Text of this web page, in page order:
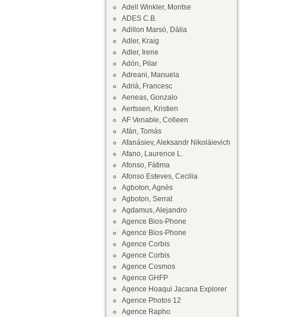
Adell Winkler, Montse
ADES C.B.
Adillon Marsó, Dàlia
Adler, Kraig
Adler, Irene
Adón, Pilar
Adreani, Manuela
Adrià, Francesc
Aeneas, Gonzalo
Aertssen, Kristien
AF Venable, Colleen
Afán, Tomás
Afanásiev, Aleksandr Nikoláievich
Afano, Laurence L.
Afonso, Fátima
Afonso Esteves, Cecilia
Agboton, Agnès
Agboton, Serrat
Agdamus, Alejandro
Agence Bios-Phone
Agence Bios-Phone
Agence Corbis
Agence Corbis
Agence Cosmos
Agence GHFP
Agence Hoaqui Jacana Explorer
Agence Photos 12
Agence Rapho